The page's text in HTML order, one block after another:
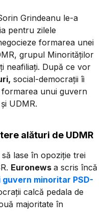
Grindeanu le-a
pentru zilele
formarea unei
grupul Minorităților
neafiliați. După ce vor
social-democrații îi
unui guvern
UDMR.
alături de UDMR
lase în opoziție trei
. Euronews a scris încă
minoritar PSD-
calcă pedala de
majoritate în